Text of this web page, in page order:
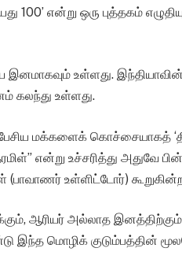
100’ என்று ஒரு புத்தகம்
இனமாகவும் உள்ளது.
கலந்து உள்ளது.
மக்களைக் கொச்சையாகத்
என்று உச்சரித்து அதுவே
(பாவாணர் உள்ளிட்டோர்)
ஆரியர் அல்லாத
இந்த மொழிக் குடும்பத்தின்